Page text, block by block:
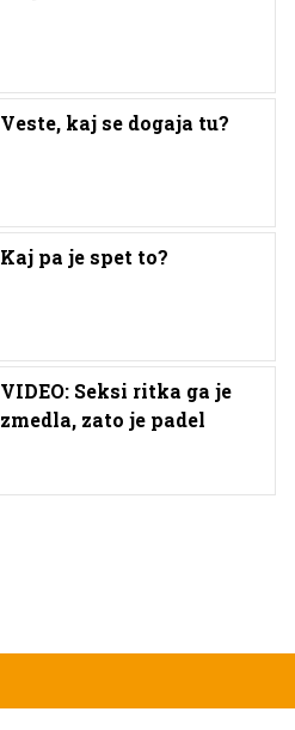
Veste, kaj se dogaja tu?
Kaj pa je spet to?
VIDEO: Seksi ritka ga je
zmedla, zato je padel